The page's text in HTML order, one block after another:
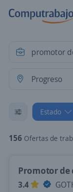
Estado
156 Ofertas de trabajo de
Promotor de
3.4